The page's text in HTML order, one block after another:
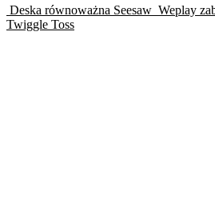
Deska równoważna Seesaw Weplay
Twiggle Toss